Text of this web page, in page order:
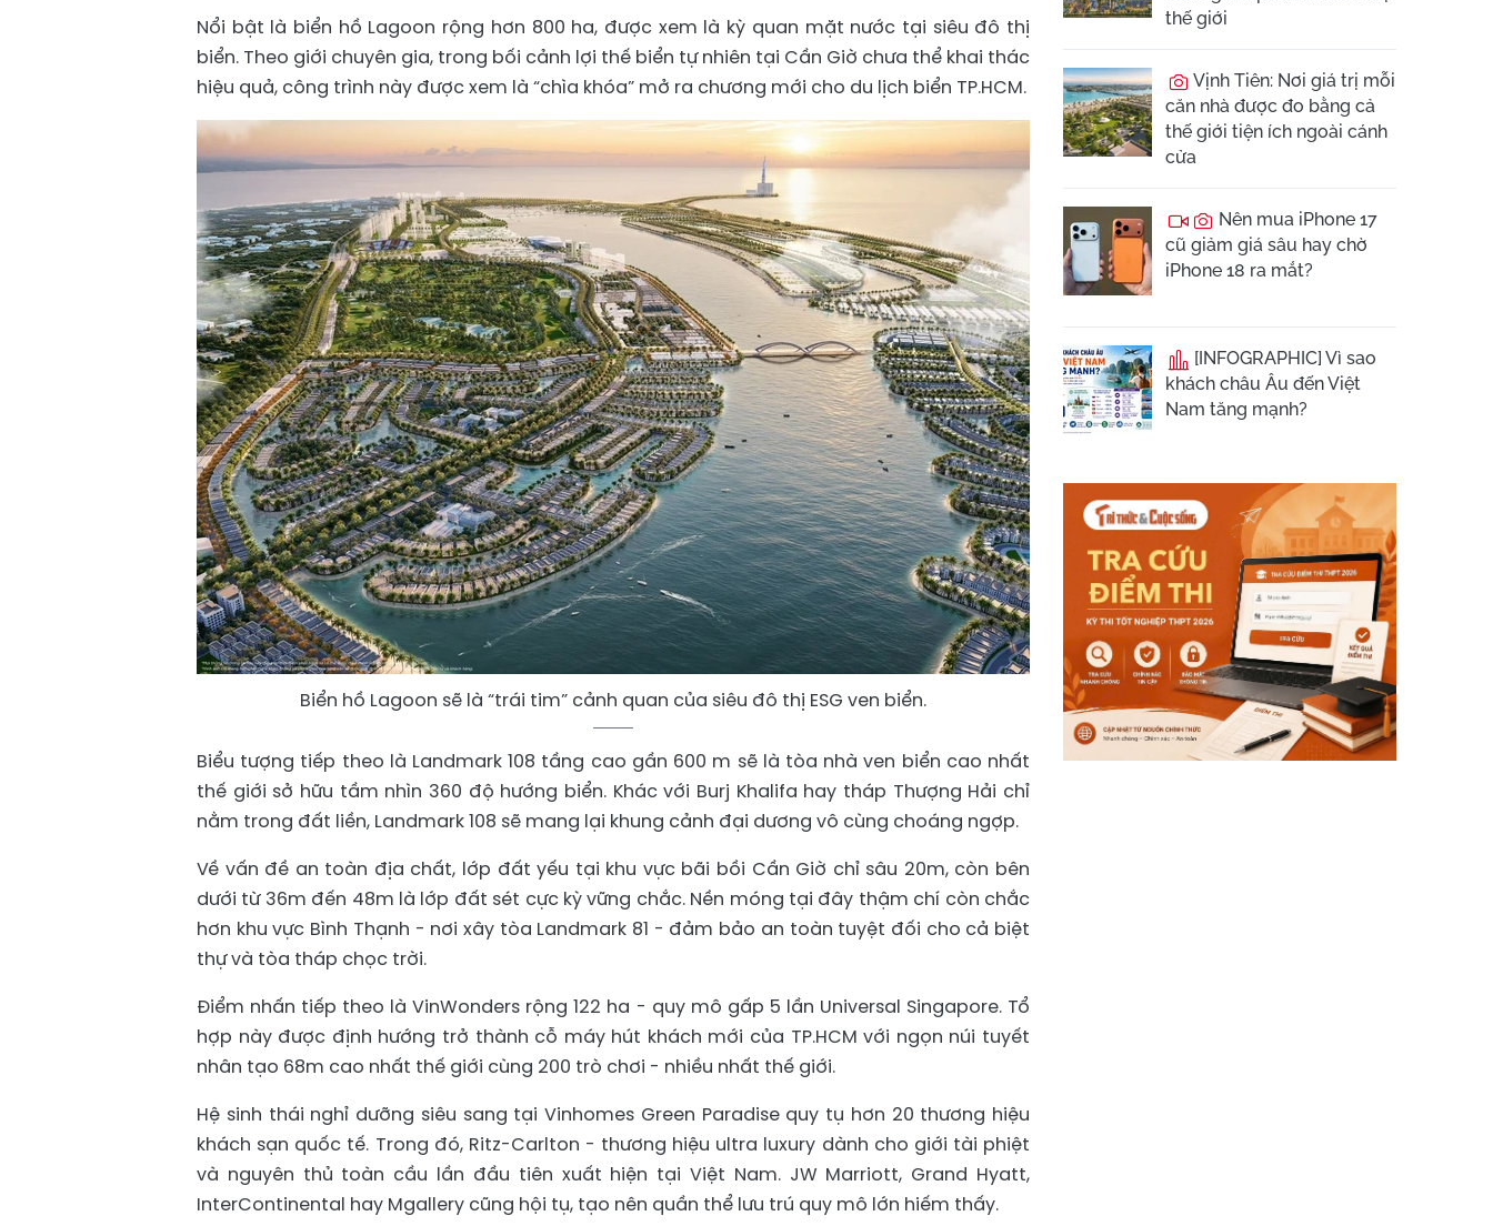
Nổi bật là biển hồ Lagoon rộng hơn 800 ha, được xem là kỳ quan mặt nước tại siêu đô thị
biển. Theo giới chuyên gia, trong bối cảnh lợi thế biển tự nhiên tại Cần Giờ chưa thể khai thác
hiệu quả, công trình này được xem là “chìa khóa” mở ra chương mới cho du lịch biển TP.HCM.
Biển hồ Lagoon sẽ là “trái tim” cảnh quan của siêu đô thị ESG ven biển.
Biểu tượng tiếp theo là Landmark 108 tầng cao gần 600 m sẽ là tòa nhà ven biển cao nhất
thế giới sở hữu tầm nhìn 360 độ hướng biển. Khác với Burj Khalifa hay tháp Thượng Hải chỉ
nằm trong đất liền, Landmark 108 sẽ mang lại khung cảnh đại dương vô cùng choáng ngợp.
Về vấn đề an toàn địa chất, lớp đất yếu tại khu vực bãi bồi Cần Giờ chỉ sâu 20m, còn bên
dưới từ 36m đến 48m là lớp đất sét cực kỳ vững chắc. Nền móng tại đây thậm chí còn chắc
hơn khu vực Bình Thạnh - nơi xây tòa Landmark 81 - đảm bảo an toàn tuyệt đối cho cả biệt
thự và tòa tháp chọc trời.
Điểm nhấn tiếp theo là VinWonders rộng 122 ha - quy mô gấp 5 lần Universal Singapore. Tổ
hợp này được định hướng trở thành cỗ máy hút khách mới của TP.HCM với ngọn núi tuyết
nhân tạo 68m cao nhất thế giới cùng 200 trò chơi - nhiều nhất thế giới.
Hệ sinh thái nghỉ dưỡng siêu sang tại Vinhomes Green Paradise quy tụ hơn 20 thương hiệu
khách sạn quốc tế. Trong đó, Ritz-Carlton - thương hiệu ultra luxury dành cho giới tài phiệt
và nguyên thủ toàn cầu lần đầu tiên xuất hiện tại Việt Nam. JW Marriott, Grand Hyatt,
InterContinental hay Mgallery cũng hội tụ, tạo nên quần thể lưu trú quy mô lớn hiếm thấy.
thế giới
Vịnh Tiên: Nơi giá trị mỗi
căn nhà được đo bằng cả
thế giới tiện ích ngoài cánh
cửa
Nên mua iPhone 17
cũ giảm giá sâu hay chờ
iPhone 18 ra mắt?
[INFOGRAPHIC] Vì sao
khách châu Âu đến Việt
Nam tăng mạnh?